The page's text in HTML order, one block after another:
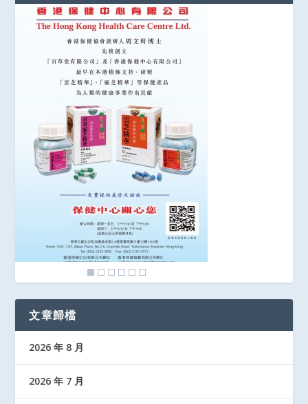
文章歸檔
2026 年 8 月
2026 年 7 月